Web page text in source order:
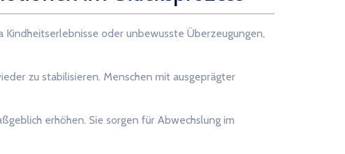
oder unbewusste Überzeugungen,
zu stabilisieren. Menschen mit ausgeprägter
erhöhen. Sie sorgen für Abwechslung im